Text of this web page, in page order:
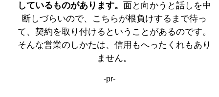
しているものがあります。 面と向かうと話しを中
断しづらいので、こちらが根負けするまで待っ
て、契約を取り付けるということがあるのです。
そんな営業のしかたは、信用もへったくれもあり
ません。
-pr-